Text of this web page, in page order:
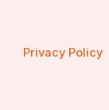
Privacy Policy